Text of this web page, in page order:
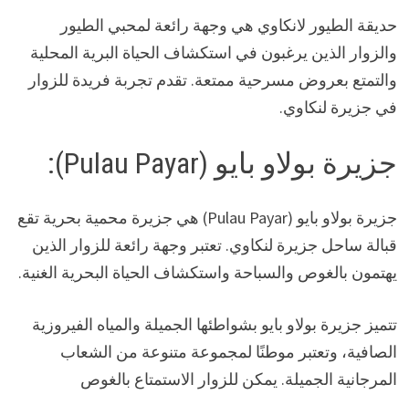
حديقة الطيور لانكاوي هي وجهة رائعة لمحبي الطيور
والزوار الذين يرغبون في استكشاف الحياة البرية المحلية
والتمتع بعروض مسرحية ممتعة. تقدم تجربة فريدة للزوار
في جزيرة لنكاوي.
جزيرة بولاو بايو (Pulau Payar):
جزيرة بولاو بايو (Pulau Payar) هي جزيرة محمية بحرية تقع
قبالة ساحل جزيرة لنكاوي. تعتبر وجهة رائعة للزوار الذين
يهتمون بالغوص والسباحة واستكشاف الحياة البحرية الغنية.
تتميز جزيرة بولاو بايو بشواطئها الجميلة والمياه الفيروزية
الصافية، وتعتبر موطنًا لمجموعة متنوعة من الشعاب
المرجانية الجميلة. يمكن للزوار الاستمتاع بالغوص